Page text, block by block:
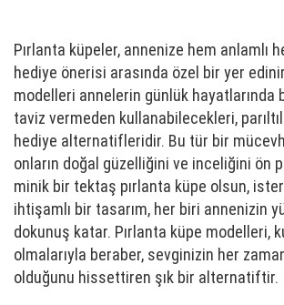
Pırlanta küpeler, annenize hem anlamlı
hediye önerisi arasında özel bir yer
modelleri annelerin günlük hayatlarında
taviz vermeden kullanabilecekleri,
hediye alternatifleridir. Bu tür bir
onların doğal güzelliğini ve inceliğini ön
minik bir tektaş pırlanta küpe olsun,
ihtişamlı bir tasarım, her biri annenizin
dokunuş katar. Pırlanta küpe modelleri,
olmalarıyla beraber, sevginizin her
olduğunu hissettiren şık bir alternatiftir.